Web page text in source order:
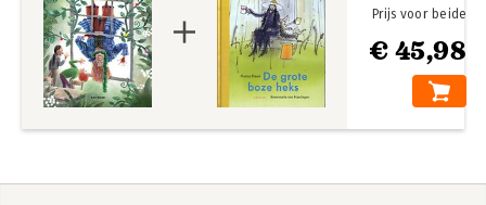
€ 45,98
Prijs voor beide